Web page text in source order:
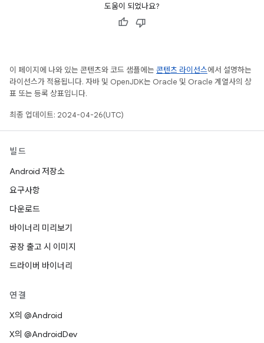
도움이 되었나요?
이 페이지에 나와 있는 콘텐츠와 코드 샘플에는 콘텐츠 라이선스에서 설명하는
라이선스가 적용됩니다. 자바 및 OpenJDK는 Oracle 및 Oracle 계열사의 상
표 또는 등록 상표입니다.
최종 업데이트: 2024-04-26(UTC)
빌드
Android 저장소
요구사항
다운로드
바이너리 미리보기
공장 출고 시 이미지
드라이버 바이너리
연결
X의 @Android
X의 @AndroidDev